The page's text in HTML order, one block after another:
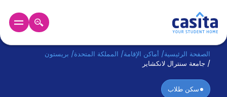
الرئيسية عربي GBP
دخول
الصفحة الرئيسية/ أماكن الإقامة/ المملكة المتحدة/ بريستون
/ جامعة سنترال لانكشاير
سكن طلاب